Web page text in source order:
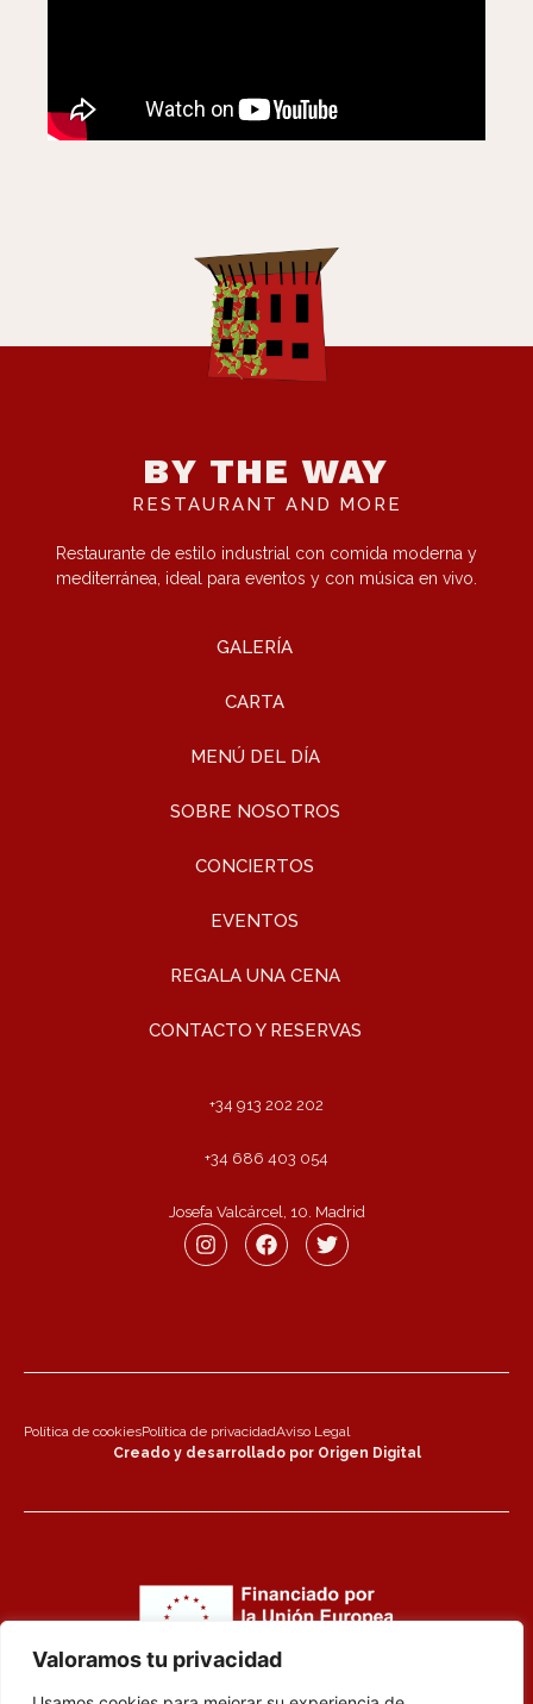
Valoramos tu privacidad
BY THE WAY
RESTAURANT AND MORE
Restaurante de estilo industrial con comida moderna y
mediterránea, ideal para eventos y con música en vivo.
GALERÍA
CARTA
MENÚ DEL DÍA
SOBRE NOSOTROS
CONCIERTOS
EVENTOS
REGALA UNA CENA
CONTACTO Y RESERVAS
+34 913 202 202
+34 686 403 054
Josefa Valcárcel, 10. Madrid
Política de cookiesPolítica de privacidadAviso Legal
Creado y desarrollado por Origen Digital